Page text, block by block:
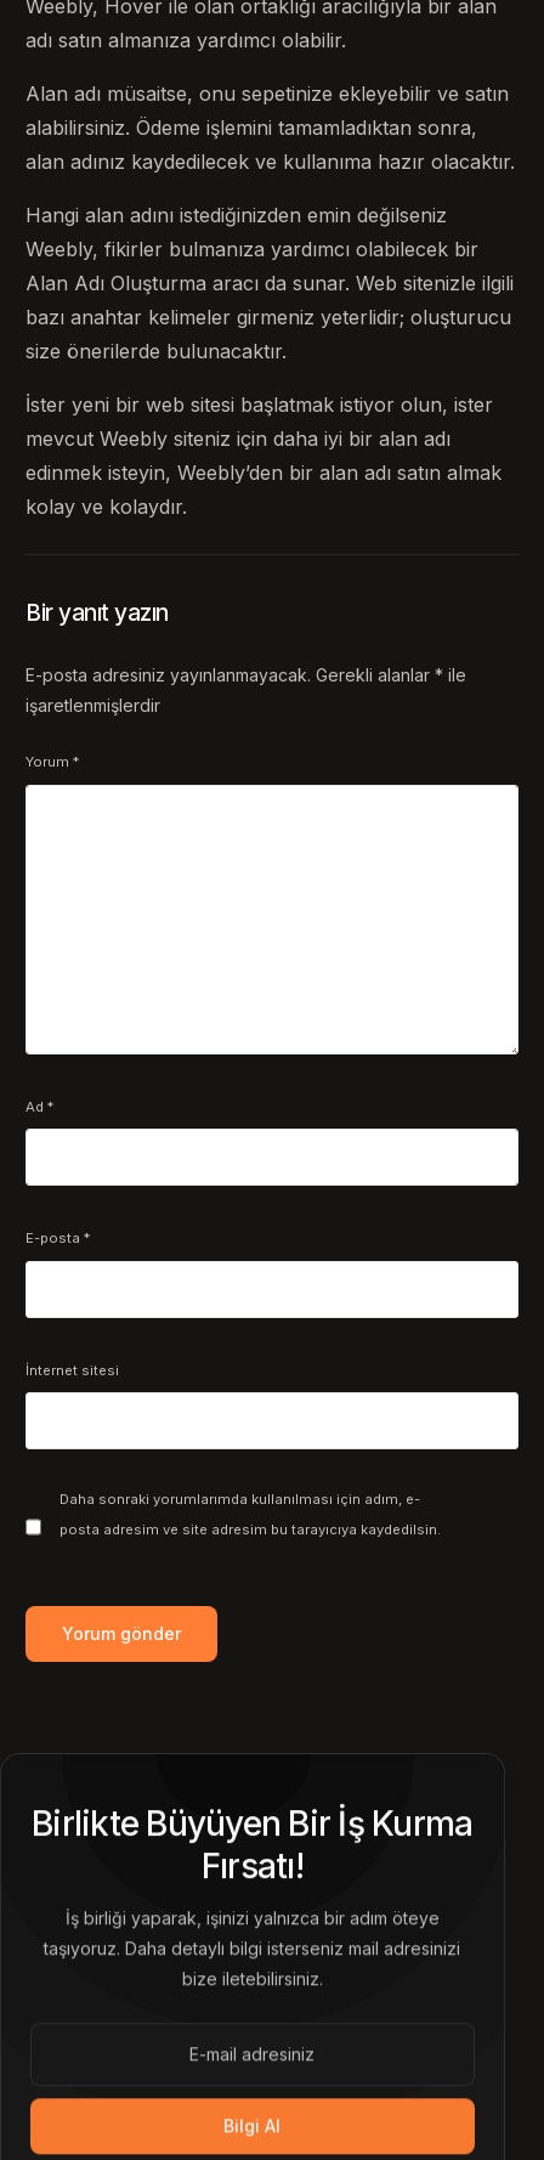
Weebly, Hover ile olan ortaklığı aracılığıyla bir alan
adı satın almanıza yardımcı olabilir.
Alan adı müsaitse, onu sepetinize ekleyebilir ve satın
alabilirsiniz. Ödeme işlemini tamamladıktan sonra,
alan adınız kaydedilecek ve kullanıma hazır olacaktır.
Hangi alan adını istediğinizden emin değilseniz
Weebly, fikirler bulmanıza yardımcı olabilecek bir
Alan Adı Oluşturma aracı da sunar. Web sitenizle ilgili
bazı anahtar kelimeler girmeniz yeterlidir; oluşturucu
size önerilerde bulunacaktır.
İster yeni bir web sitesi başlatmak istiyor olun, ister
mevcut Weebly siteniz için daha iyi bir alan adı
edinmek isteyin, Weebly’den bir alan adı satın almak
kolay ve kolaydır.
Bir yanıt yazın
E-posta adresiniz yayınlanmayacak. Gerekli alanlar* ile
işaretlenmişlerdir
Yorum*
Ad*
E-posta*
İnternet sitesi
Daha sonraki yorumlarımda kullanılması için adım, e-
posta adresim ve site adresim bu tarayıcıya kaydedilsin.
Birlikte Büyüyen Bir İş Kurma
Fırsatı!
İş birliği yaparak, işinizi yalnızca bir adım öteye
taşıyoruz. Daha detaylı bilgi isterseniz mail adresinizi
bize iletebilirsiniz.
Bilgi Al